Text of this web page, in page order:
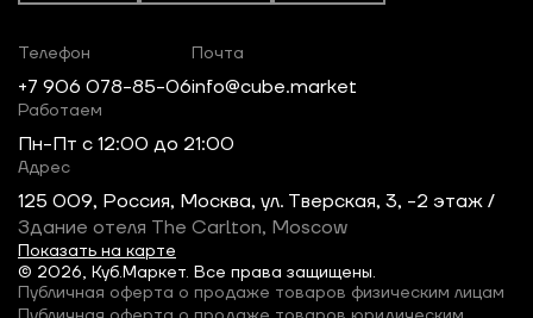
© 2026, Куб.Маркет. Все права защищены.
Телефон
+7 906 078-85-06
Почта
info@cube.market
Работаем
Пн-Пт c 12:00 до 21:00
Адрес
125 009, Россия, Москва, ул. Тверская, 3, -2 этаж /
Здание отеля The Carlton, Moscow
Показать на карте
Публичная оферта о продаже товаров физическим лицам